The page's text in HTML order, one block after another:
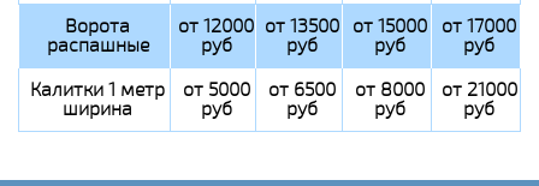
Ворота
распашные
от 12000
руб
от 13500
руб
от 15000
руб
от 17000
руб
Калитки 1 метр
ширина
от 5000
руб
от 6500
руб
от 8000
руб
от 21000
руб